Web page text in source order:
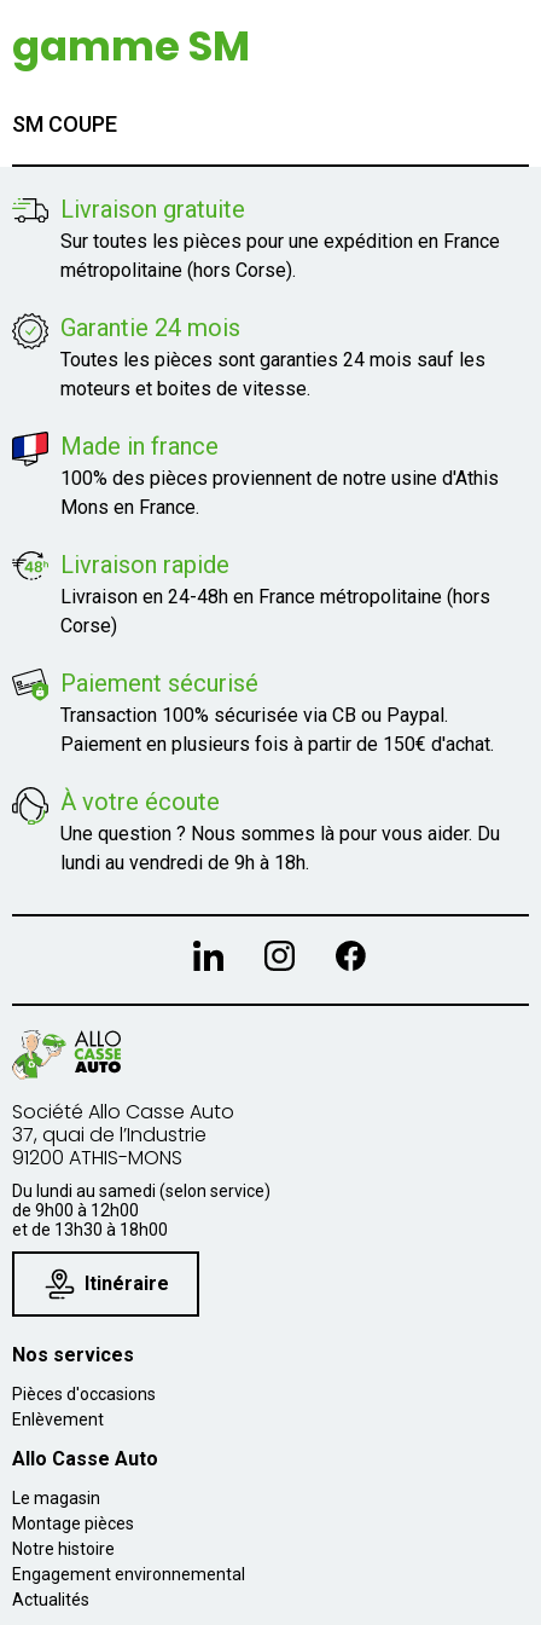
gamme SM
SM COUPE
Livraison gratuite
Sur toutes les pièces pour une expédition en France
métropolitaine (hors Corse).
Garantie 24 mois
Toutes les pièces sont garanties 24 mois sauf les
moteurs et boites de vitesse.
Made in france
100% des pièces proviennent de notre usine d'Athis
Mons en France.
Livraison rapide
Livraison en 24-48h en France métropolitaine (hors
Corse)
Paiement sécurisé
Transaction 100% sécurisée via CB ou Paypal.
Paiement en plusieurs fois à partir de 150€ d'achat.
À votre écoute
Une question ? Nous sommes là pour vous aider. Du
lundi au vendredi de 9h à 18h.
Société Allo Casse Auto
37, quai de l’Industrie
91200 ATHIS-MONS
Du lundi au samedi (selon service)
de 9h00 à 12h00
et de 13h30 à 18h00
Itinéraire
Nos services
Pièces d'occasions
Enlèvement
Allo Casse Auto
Le magasin
Montage pièces
Notre histoire
Engagement environnemental
Actualités